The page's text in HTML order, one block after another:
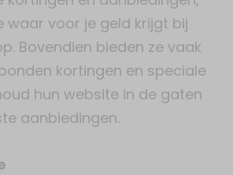
waar voor je geld krijgt bij
Bovendien bieden ze vaak
kortingen en speciale
hun website in de gaten
aanbiedingen.